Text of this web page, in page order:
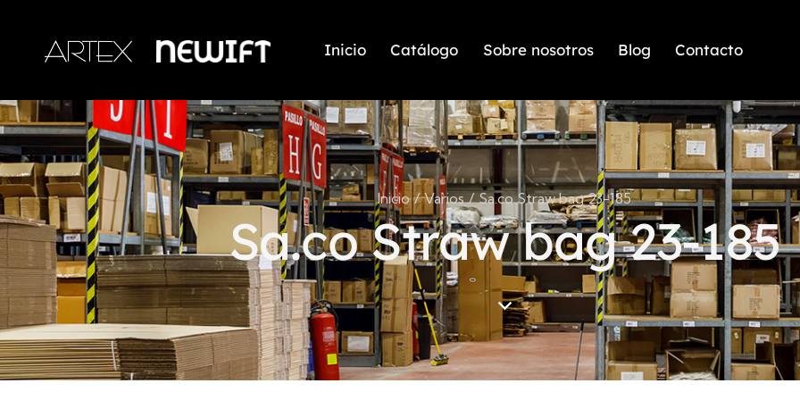
Inicio Catálogo Sobre nosotros Blog Contacto
Inicio Varios Sa.co Straw bag 23-185
Sa.co Straw bag 23-185